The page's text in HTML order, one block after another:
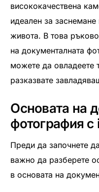
висококачествена
идеален за
живота. В това
на документалната
можете да овладеете
разказвате
Основата на
фотография с
Преди да започнете
важно да разберете
в основата на